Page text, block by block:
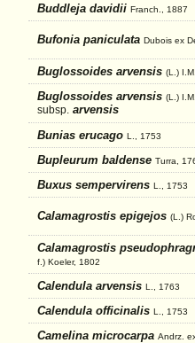
Buddleja davidii Franch., 1887
Bufonia paniculata Dubois ex
Buglossoides arvensis (L.)
Buglossoides arvensis (L.)
subsp. arvensis
Bunias erucago L., 1753
Bupleurum baldense Turra,
Buxus sempervirens L., 1753
Calamagrostis epigejos (L.)
Calamagrostis
f.) Koeler, 1802
Calendula arvensis L., 1763
Calendula officinalis L., 1753
Camelina microcarpa Andrz.